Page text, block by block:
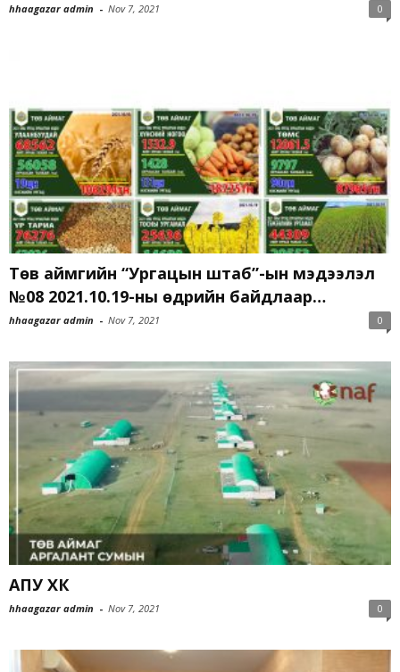
hhaagazar admin - Nov 7, 2021 0
Төв аймгийн “Ургацын штаб”-ын мэдээлэл
№08 2021.10.19-ны өдрийн байдлаар…
hhaagazar admin - Nov 7, 2021 0
АПУ ХК
hhaagazar admin - Nov 7, 2021 0